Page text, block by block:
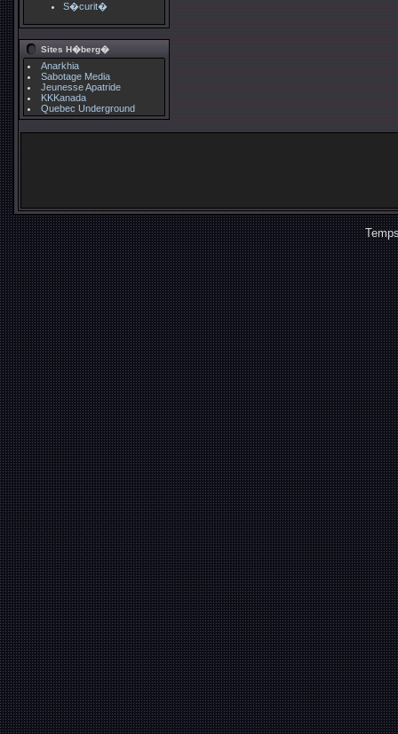
S�curit�
Sites H�berg�
Anarkhia
Sabotage Media
Jeunesse Apatride
KKKanada
Quebec Underground